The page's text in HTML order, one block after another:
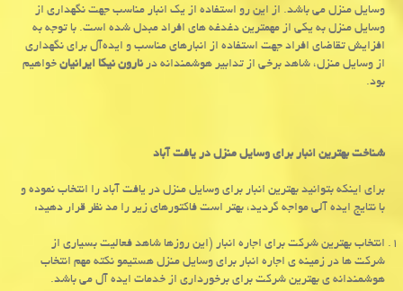
وسایل منزل می ‌باشد. از این رو استفاده از یک انبار مناسب جهت نگهداری از
وسایل منزل به یکی از مهمترین دغدغه ‌های افراد مبدل شده است. با توجه به
افزایش تقاضای افراد جهت استفاده از انبارهای مناسب و ایده‌آل برای نگهداری
از وسایل منزل، شاهد برخی از تدابیر هوشمندانه درنارون نیکا ایرانیانخواهیم
بود.
شناخت بهترین انبار برای وسایل منزل در یافت آباد
برای اینکه بتوانید بهترین انبار برای وسایل منزل در یافت آباد را انتخاب نموده و
با نتایج ایده ‌آلی مواجه گردید، بهتر است فاکتورهای زیر را مد نظر قرار دهید:
انتخاب بهترین شرکت برای اجاره انبار (این روزها شاهد فعالیت بسیاری از
شرکت‌ ها در زمینه ی اجاره انبار برای وسایل منزل هستیمو نکته مهم انتخاب
هوشمندانه ی بهترین شرکت برای برخورداری از خدمات ایده آل می باشد.